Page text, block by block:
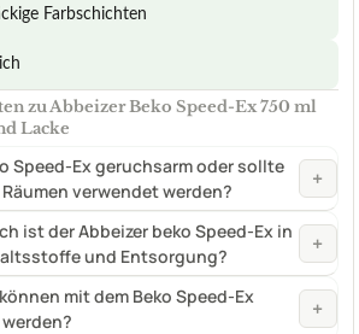
Farbschichten
zu Abbeizer Beko Speed-Ex 750 ml
Lacke
Speed-Ex geruchsarm oder sollte
verwendet werden?
+
ist der Abbeizer beko Speed-Ex in
und Entsorgung?
+
mit dem Beko Speed-Ex
+